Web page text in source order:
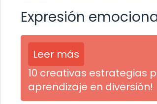
Expresión
Leer más
10 creativas estrategias
aprendizaje en diversión!